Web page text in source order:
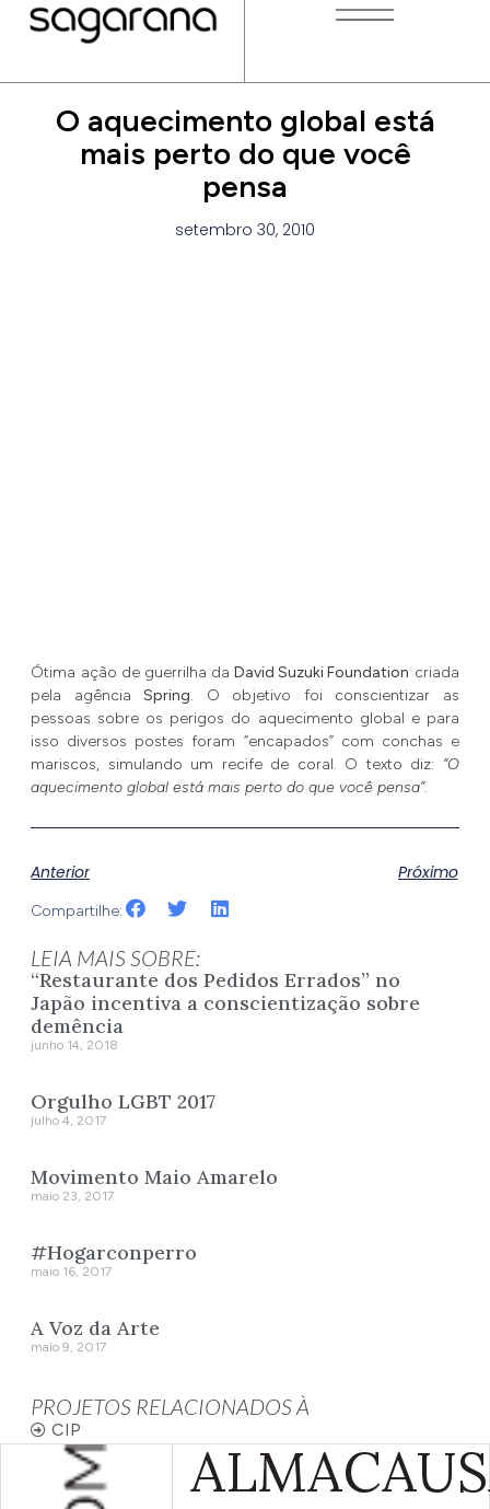
O aquecimento global está
mais perto do que você
pensa
setembro 30, 2010
Ótima ação de guerrilha daDavid Suzuki Foundation criada
pela agênciaSpring. O objetivo foi conscientizar as
pessoas sobre os perigos do aquecimento global e para
isso diversos postes foram “encapados” com conchas e
mariscos, simulando um recife de coral. O texto diz: “O
aquecimento global está mais perto do que você pensa”.
Anterior Próximo
Compartilhe:
LEIA MAIS SOBRE:
“Restaurante dos Pedidos Errados” no
Japão incentiva a conscientização sobre
demência
junho 14, 2018
Orgulho LGBT 2017
julho 4, 2017
Movimento Maio Amarelo
maio 23, 2017
#Hogarconperro
maio 16, 2017
A Voz da Arte
maio 9, 2017
PROJETOS RELACIONADOS À
CIP
ALMA